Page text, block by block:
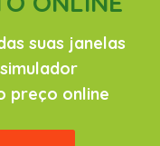
suas janelas
preço online